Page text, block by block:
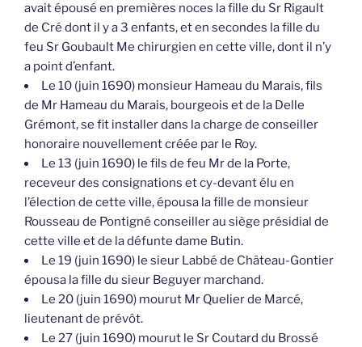
avait épousé en premières noces la fille du Sr Rigault
de Cré dont il y a 3 enfants, et en secondes la fille du
feu Sr Goubault Me chirurgien en cette ville, dont il n’y
a point d’enfant.
Le 10 (juin 1690) monsieur Hameau du Marais, fils
de Mr Hameau du Marais, bourgeois et de la Delle
Grémont, se fit installer dans la charge de conseiller
honoraire nouvellement créée par le Roy.
Le 13 (juin 1690) le fils de feu Mr de la Porte,
receveur des consignations et cy-devant élu en
l’élection de cette ville, épousa la fille de monsieur
Rousseau de Pontigné conseiller au siège présidial de
cette ville et de la défunte dame Butin.
Le 19 (juin 1690) le sieur Labbé de Château-Gontier
épousa la fille du sieur Beguyer marchand.
Le 20 (juin 1690) mourut Mr Quelier de Marcé,
lieutenant de prévôt.
Le 27 (juin 1690) mourut le Sr Coutard du Brossé